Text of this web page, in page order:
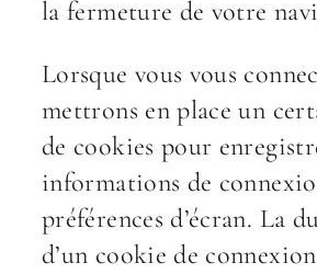
la fermeture de votre
Lorsque vous vous
mettrons en place un
de cookies pour
informations de
préférences d’écran. La
d’un cookie de